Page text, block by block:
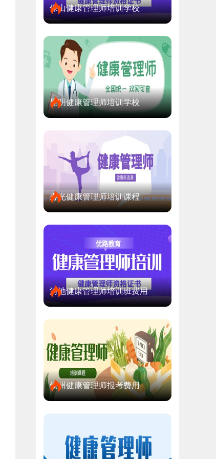
保山健康管理师培训学校
昆明健康管理师培训学校
寿光健康管理师培训课程
河池健康管理师培训班费用
钦州健康管理师报考费用